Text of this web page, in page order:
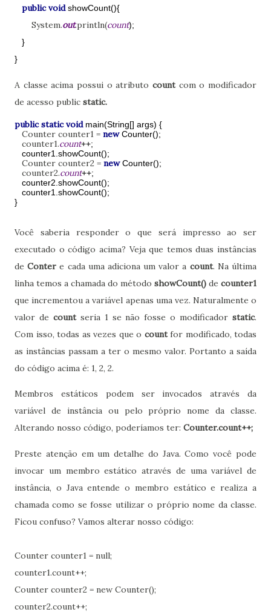
public voidshowCount(){
System.out.println(count);
}
}
A classe acima possui o atributo countcom o modificador
de acesso public static.
public static void main(String[] args) {
Counter counter1 = newCounter();
counter1.count++;
counter1.showCount();
Counter counter2 = newCounter();
counter2.count++;
counter2.showCount();
counter1.showCount();
}
Você saberia responder o que será impresso ao ser
executado o código acima? Veja que temos duas instâncias
deConter e cada uma adiciona um valor a count. Na última
linha temos a chamada do método showCount() de counter1
que incrementou a variável apenas uma vez. Naturalmente o
valor de countseria 1 se não fosse o modificadorstatic.
Com isso, todas as vezes que o countfor modificado, todas
as instâncias passam a ter o mesmo valor. Portanto a saída
do código acima é: 1, 2, 2.
Membros estáticos podem ser invocados através da
variável de instância ou pelo próprio nome da classe.
Alterando nosso código, poderíamos ter: Counter.count++;
Preste atenção em um detalhe do Java. Como você pode
invocar um membro estático através de uma variável de
instância, o Java entende o membro estático e realiza a
chamada como se fosse utilizar o próprio nome da classe.
Ficou confuso? Vamos alterar nosso código:
Counter counter1 = null;
counter1.count++;
Counter counter2 = new Counter();
counter2.count++;